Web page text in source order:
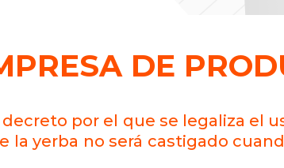
DE
por el que se legaliza el
la yerba no será castigado